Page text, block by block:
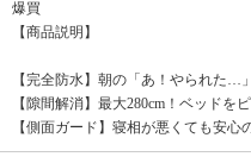
爆買
【商品説明】
【完全防水】朝の「あ！やられた…
【隙間解消】最大280cm！ベッドを
【側面ガード】寝相が悪くても安心